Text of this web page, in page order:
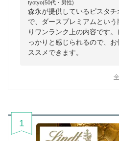
tyotyo(50代・男性)
森永が提供しているピスタ
で、ダースプレミアムとい
りワンランク上の内容です
っかりと感じられるので、
ススメできます。
1